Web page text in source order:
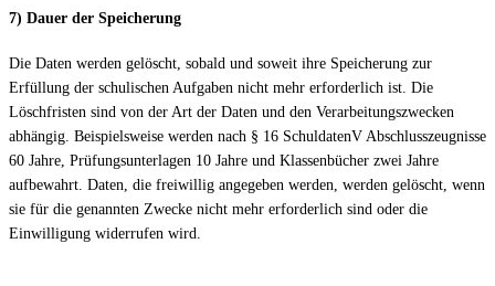
7) Dauer der Speicherung
Die Daten werden gelöscht, sobald und soweit ihre Speicherung zur
Erfüllung der schulischen Aufgaben nicht mehr erforderlich ist. Die
Löschfristen sind von der Art der Daten und den Verarbeitungszwecken
abhängig. Beispielsweise werden nach § 16 SchuldatenV Abschlusszeugnisse
60 Jahre, Prüfungsunterlagen 10 Jahre und Klassenbücher zwei Jahre
aufbewahrt. Daten, die freiwillig angegeben werden, werden gelöscht, wenn
sie für die genannten Zwecke nicht mehr erforderlich sind oder die
Einwilligung widerrufen wird.